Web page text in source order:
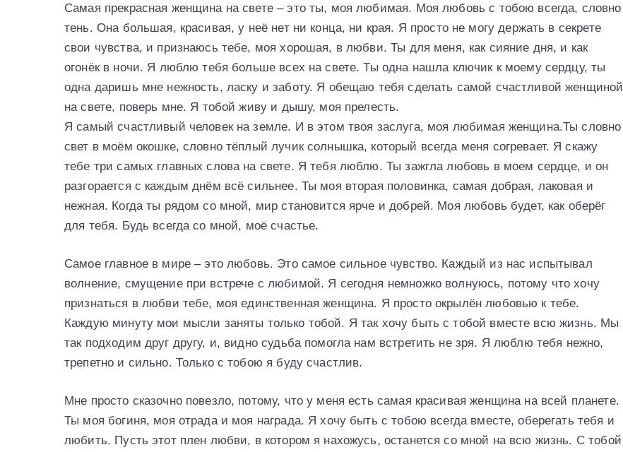
Самая прекрасная женщина на свете – это ты, моя любимая. Моя любовь с тобою всегда, словно
тень. Она большая, красивая, у неё нет ни конца, ни края. Я просто не могу держать в секрете
свои чувства, и признаюсь тебе, моя хорошая, в любви. Ты для меня, как сияние дня, и как
огонёк в ночи. Я люблю тебя больше всех на свете. Ты одна нашла ключик к моему сердцу, ты
одна даришь мне нежность, ласку и заботу. Я обещаю тебя сделать самой счастливой женщиной
на свете, поверь мне. Я тобой живу и дышу, моя прелесть.
Я самый счастливый человек на земле. И в этом твоя заслуга, моя любимая женщина.Ты словно
свет в моём окошке, словно тёплый лучик солнышка, который всегда меня согревает. Я скажу
тебе три самых главных слова на свете. Я тебя люблю. Ты зажгла любовь в моем сердце, и он
разгорается с каждым днём всё сильнее. Ты моя вторая половинка, самая добрая, лаковая и
нежная. Когда ты рядом со мной, мир становится ярче и добрей. Моя любовь будет, как оберёг
для тебя. Будь всегда со мной, моё счастье.
Самое главное в мире – это любовь. Это самое сильное чувство. Каждый из нас испытывал
волнение, смущение при встрече с любимой. Я сегодня немножко волнуюсь, потому что хочу
признаться в любви тебе, моя единственная женщина. Я просто окрылён любовью к тебе.
Каждую минуту мои мысли заняты только тобой. Я так хочу быть с тобой вместе всю жизнь. Мы
так подходим друг другу, и, видно судьба помогла нам встретить не зря. Я люблю тебя нежно,
трепетно и сильно. Только с тобою я буду счастлив.
Мне просто сказочно повезло, потому, что у меня есть самая красивая женщина на всей планете.
Ты моя богиня, моя отрада и моя награда. Я хочу быть с тобою всегда вместе, оберегать тебя и
любить. Пусть этот плен любви, в котором я нахожусь, останется со мной на всю жизнь. С тобой